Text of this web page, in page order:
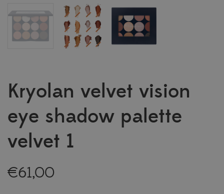
Kryolan velvet vision
eye shadow palette
velvet 1
€61,00